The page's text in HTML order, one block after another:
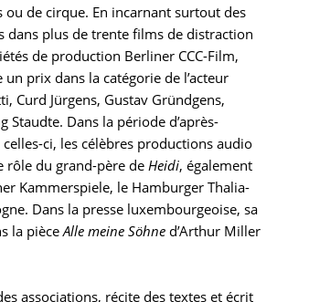
ou de cirque. En incarnant surtout des
dans plus de trente films de distraction
de production Berliner CCC-Film,
prix dans la catégorie de l’acteur
Curd Jürgens, Gustav Gründgens,
Dans la période d’après-
ci, les célèbres productions audio
rôle du grand-père de Heidi, également
Kammerspiele, le Hamburger Thalia-
Dans la presse luxembourgeoise, sa
la pièceAlle meine Söhne d’Arthur Miller
associations, récite des textes et écrit